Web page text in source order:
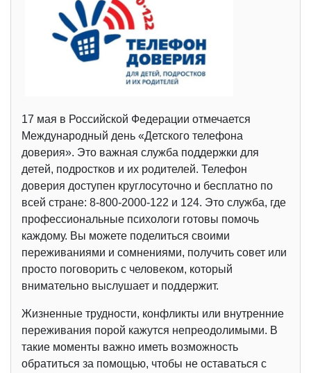
17 мая в Российской Федерации отмечается
Международный день «Детского телефона
доверия». Это важная служба поддержки для
детей, подростков и их родителей. Телефон
доверия доступен круглосуточно и бесплатно по
всей стране: 8-800-2000-122 и 124. Это служба, где
профессиональные психологи готовы помочь
каждому. Вы можете поделиться своими
переживаниями и сомнениями, получить совет или
просто поговорить с человеком, который
внимательно выслушает и поддержит.
Жизненные трудности, конфликты или внутренние
переживания порой кажутся непреодолимыми. В
такие моменты важно иметь возможность
обратиться за помощью, чтобы не оставаться с